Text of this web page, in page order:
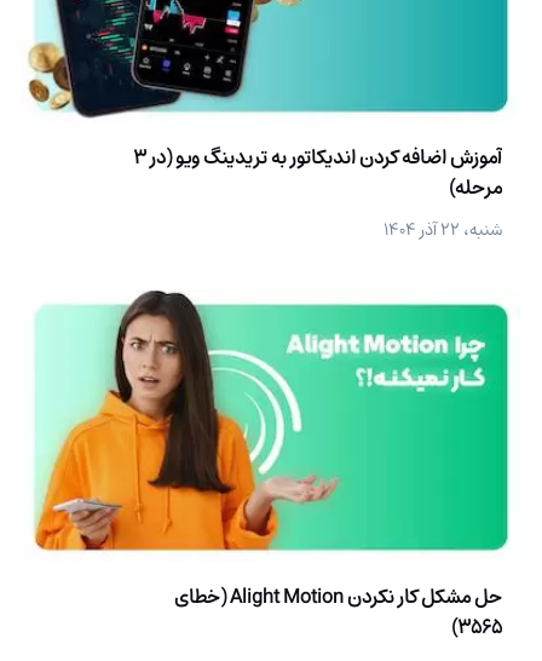
آموزش اضافه کردن اندیکاتور به تریدینگ ویو (در 3
مرحله)
شنبه، ۲۲ آذر ۱۴۰۴
حل مشکل کار نکردن Alight Motion (خطای
3565)